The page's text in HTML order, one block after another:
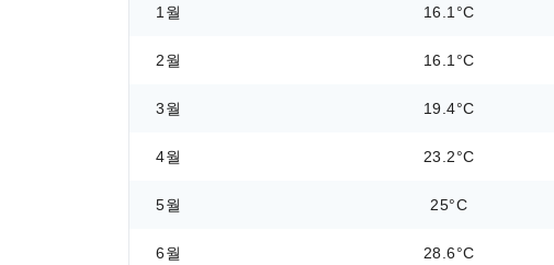
1월 16.1°C
2월 16.1°C
3월 19.4°C
4월 23.2°C
5월 25°C
6월 28.6°C